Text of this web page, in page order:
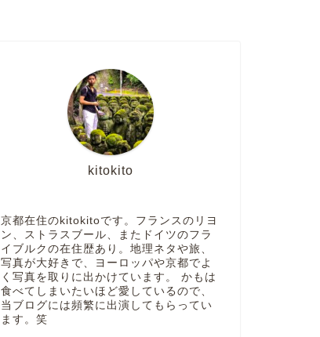
kitokito
京都在住のkitokitoです。フランスのリヨ
ン、ストラスブール、またドイツのフラ
イブルクの在住歴あり。地理ネタや旅、
写真が大好きで、ヨーロッパや京都でよ
く写真を取りに出かけています。 かもは
食べてしまいたいほど愛しているので、
当ブログには頻繁に出演してもらってい
ます。笑